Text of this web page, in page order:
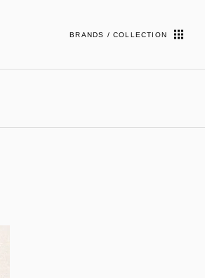
BRANDS / COLLECTION